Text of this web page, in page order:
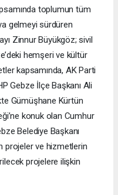
toplumun tüm
gelmeyi sürdüren
Zinnur Büyükgöz; sivil
hemşeri ve kültür
kapsamında, AK Parti
Gebze İlçe Başkanı Ali
Gümüşhane Kürtün
konuk olan Cumhur
Belediye Başkanı
projeler ve hizmetlerin
projelere ilişkin